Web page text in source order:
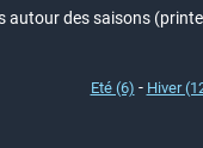
des saisons
Eté (6) - Hiver